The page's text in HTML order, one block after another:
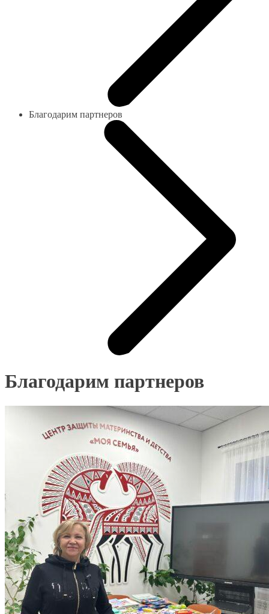
Благодарим партнеров
Благодарим партнеров